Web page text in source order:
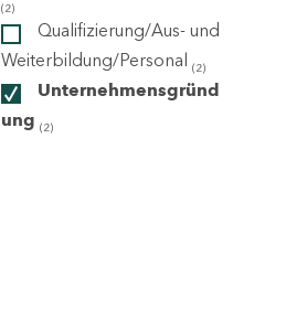
(2)
Qualifizierung/Aus- und
Weiterbildung/Personal (2)
Unternehmensgründ
ung (2)